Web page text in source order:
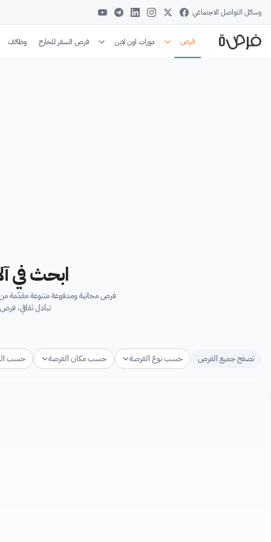
وسائل التواصل الاجتماعي
فرص دورات اون لاين فرص السفر للخارج وظائف
ابحث في
فرص مجانية ومدفوعة متنوعة مقدّمة من
تبادل ثقافي،
تصفح جميع الفرص حسب نوع الفرصة حسب مكان الفرصة حسب